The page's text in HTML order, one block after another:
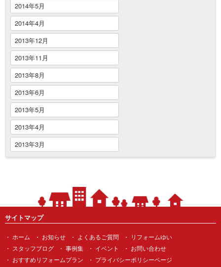
2014年5月
2014年4月
2013年12月
2013年11月
2013年8月
2013年6月
2013年5月
2013年4月
2013年3月
サイトマップ
ホーム お知らせ よくあるご質問
リフォームゆい
スタッフブログ
事例集 イベント
お問い合わせ
おすすめリフォームプラン
プライバシーポリシーページ